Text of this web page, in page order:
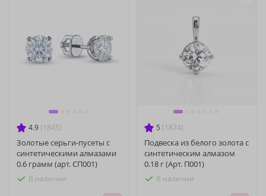
4.9 (1845)
Золотые серьги-пусеты с
синтетическими алмазами
0.6 грамм (арт. СП001)
В наличии
5 (1874)
Подвеска из белого золота с
синтетическим алмазом
0.18 г (Арт. П001)
В наличии